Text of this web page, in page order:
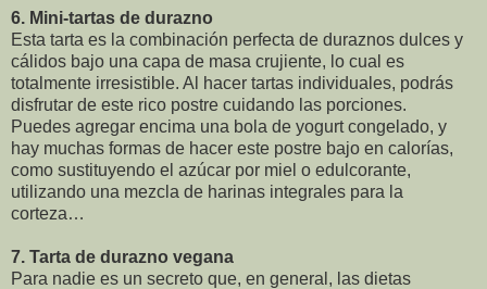
6. Mini-tartas de durazno
Esta tarta es la combinación perfecta de duraznos dulces y
cálidos bajo una capa de masa crujiente, lo cual es
totalmente irresistible. Al hacer tartas individuales, podrás
disfrutar de este rico postre cuidando las porciones.
Puedes agregar encima una bola de yogurt congelado, y
hay muchas formas de hacer este postre bajo en calorías,
como sustituyendo el azúcar por miel o edulcorante,
utilizando una mezcla de harinas integrales para la
corteza…
7. Tarta de durazno vegana
Para nadie es un secreto que, en general, las dietas